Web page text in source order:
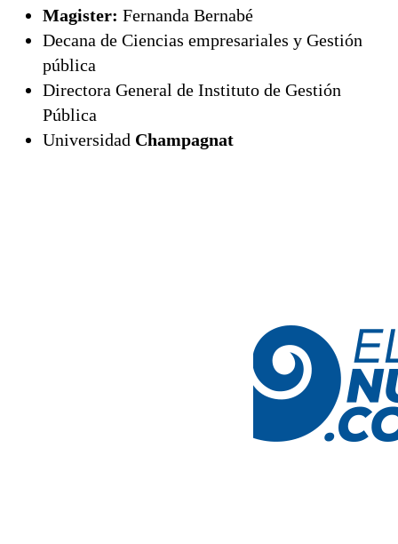
Magister: Fernanda Bernabé
Decana de Ciencias empresariales y Gestión
pública
Directora General de Instituto de Gestión
Pública
Universidad Champagnat